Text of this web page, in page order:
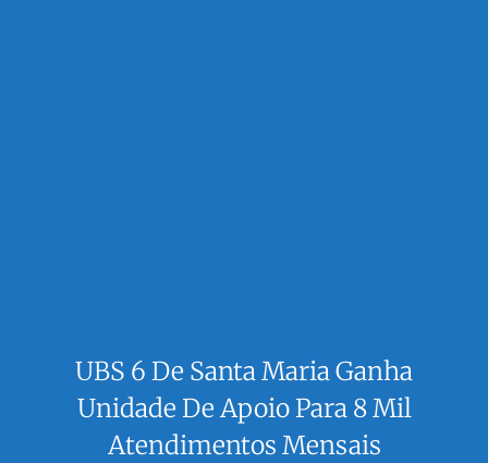
UBS 6 De Santa Maria Ganha
Unidade De Apoio Para 8 Mil
Atendimentos Mensais